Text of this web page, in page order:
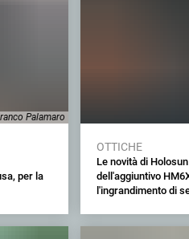
Palamaro
per la
OTTICHE
Le novità di
dell'aggiuntivo
l'ingrandimento di